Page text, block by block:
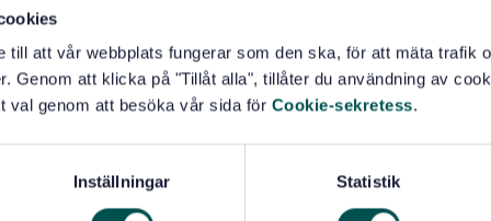
till att vår webbplats fungerar som den ska, för att mäta trafik
Genom att klicka på "Tillåt alla", tillåter du användning av
val genom att besöka vår sida för Cookie-sekretess.
Inställningar Statistik
between male and female skeletal anatomy
Moreover, the same principles apply when
human mammalian species used in ethical